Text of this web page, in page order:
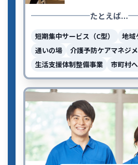
たとえば...
短期集中サービス（C型）
地域
通いの場
介護予防ケアマネジ
生活支援体制整備事業
市町村